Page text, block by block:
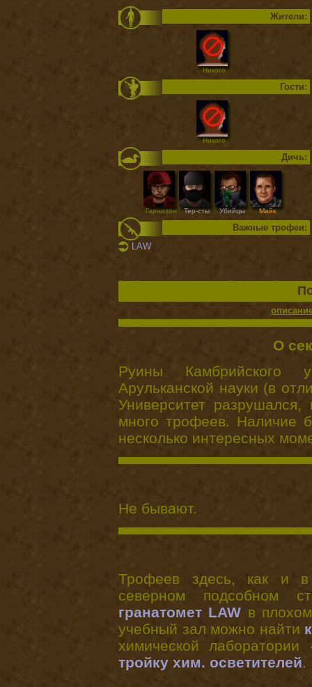
Жители:
Никого
Гости:
Никого
Дичь:
Гарнизон Тер-сты Убийцы Майк
Важные трофеи:
LAW
О
Руины Камбрийского
Арульканской науки (в
Университет
много трофеев. Наличие
несколько интересных
Не бывают.
Трофеев здесь, как и в
северном подсобном
гранатомет LAW в
учебный зал можно найти
химической
тройку хим. осветителей.